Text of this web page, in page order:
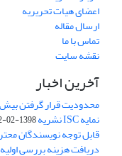
اعضای هیات تحریریه
ارسال مقاله
تماس با ما
نقشه سایت
آخرین اخبار
محدودیت قرار گرفتن بیش
نمایه ISC نشریه 1398-02-02
قابل توجه نویسندگان
دریافت هزینه بررسی